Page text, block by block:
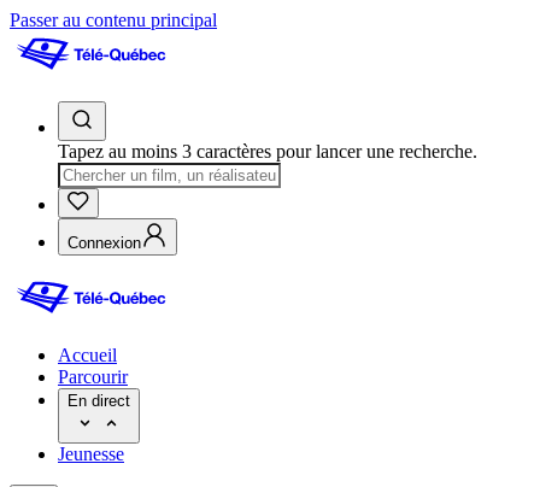
Passer au contenu principal
Tapez au moins 3 caractères pour lancer une recherche.
Connexion
Accueil
Parcourir
En direct
Jeunesse